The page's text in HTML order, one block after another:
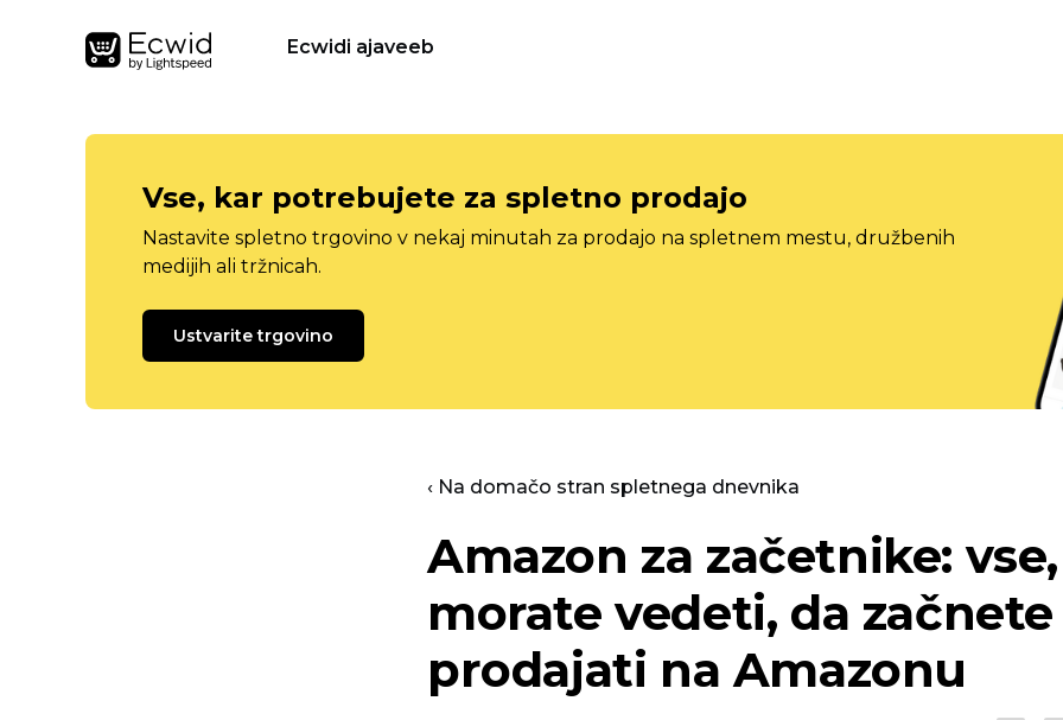
Ecwidi ajaveeb
Vse, kar potrebujete za spletno prodajo
Nastavite spletno trgovino v nekaj minutah za prodajo na spletnem mestu, družbenih
medijih ali tržnicah.
Ustvarite trgovino
‹ Na domačo stran spletnega dnevnika
Amazon za začetnike:
morate vedeti, da začnete
prodajati na Amazonu